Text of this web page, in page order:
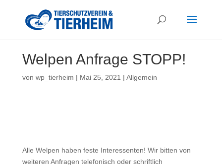
Welpen Anfrage STOPP!
von wp_tierheim | Mai 25, 2021 | Allgemein
Alle Welpen haben feste Interessenten! Wir bitten von
weiteren Anfragen telefonisch oder schriftlich